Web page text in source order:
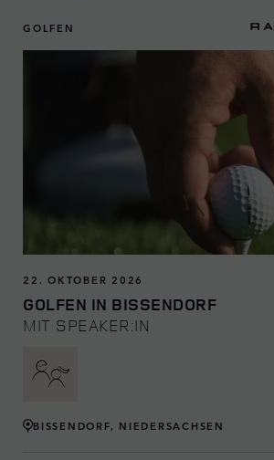
GOLFEN
22. OKTOBER 2026
GOLFEN IN BISSENDORF
MIT SPEAKER:IN
BISSENDORF, NIEDERSACHSEN